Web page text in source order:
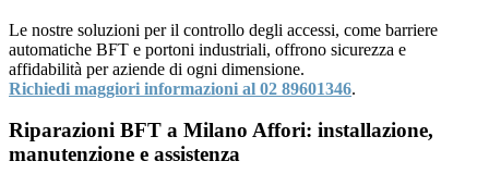
Le nostre soluzioni per il controllo degli accessi, come barriere
automatiche BFT e portoni industriali, offrono sicurezza e
affidabilità per aziende di ogni dimensione.
Richiedi maggiori informazioni al 02 89601346.
Riparazioni BFT a Milano Affori: installazione,
manutenzione e assistenza